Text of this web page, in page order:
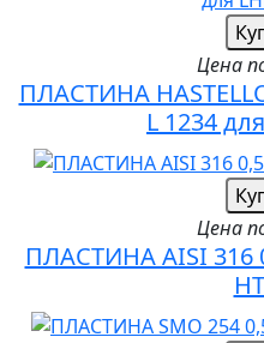
Цена
ПЛАСТИНА
L 1234
Цена
ПЛАСТИНА AISI 316